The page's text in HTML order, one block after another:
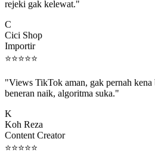
Cici Shop
Importir
⭐⭐⭐⭐⭐
beneran naik, algoritma suka."
Koh Reza
Content Creator
⭐⭐⭐⭐⭐